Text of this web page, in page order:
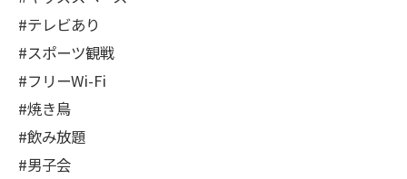
#テレビあり
#スポーツ観戦
#フリーWi-Fi
#焼き鳥
#飲み放題
#男子会